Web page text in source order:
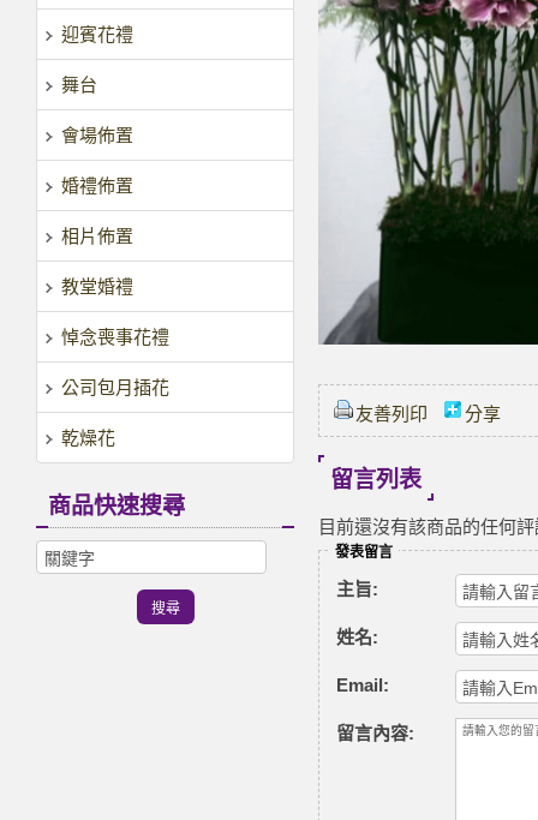
迎賓花禮
舞台
會場佈置
婚禮佈置
相片佈置
教堂婚禮
悼念喪事花禮
公司包月插花
乾燥花
商品快速搜尋
友善列印 分享
留言列表
目前還沒有該商品的任何
發表留言
主旨:
姓名:
Email:
留言內容: